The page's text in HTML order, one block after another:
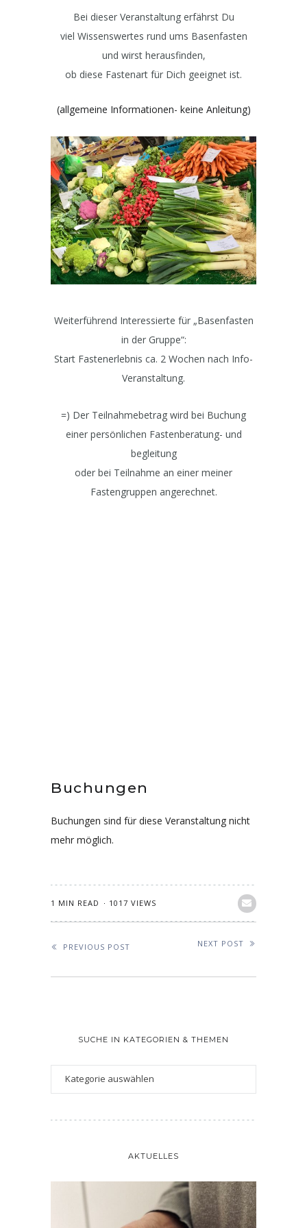
Bei dieser Veranstaltung erfährst Du
viel Wissenswertes rund ums Basenfasten
und wirst herausfinden,
ob diese Fastenart für Dich geeignet ist.
(allgemeine Informationen- keine Anleitung)
Weiterführend Interessierte für „Basenfasten
in der Gruppe“:
Start Fastenerlebnis ca. 2 Wochen nach Info-
Veranstaltung.
=) Der Teilnahmebetrag wird bei Buchung
einer persönlichen Fastenberatung- und
begleitung
oder bei Teilnahme an einer meiner
Fastengruppen angerechnet.
Buchungen
Buchungen sind für diese Veranstaltung nicht
mehr möglich.
1 MIN READ 1017 VIEWS
PREVIOUS POST NEXT POST
SUCHE IN KATEGORIEN & THEMEN
AKTUELLES